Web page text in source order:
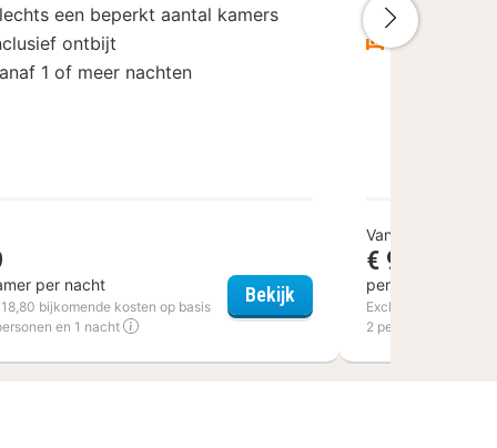
een beperkt aantal kamers
ontbijt
1 of meer nachten
per nacht
bijkomende kosten op basis
en 1 nacht
BekijkVoco Gent
Inclusief
Vanaf 1 of
Vanaf
€ 99
per kamer per
Excl. € 16
2 personen en 1